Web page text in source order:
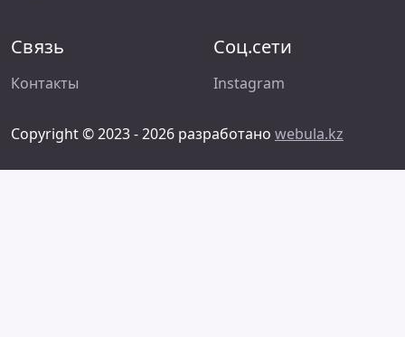
Связь
Контакты
Соц.сети
Instagram
Copyright © 2023 - 2026 разработано webula.kz